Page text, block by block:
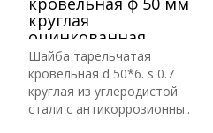
круглая
оцинкованная.
Шайба для
крепления ПВХ ТПО
мембраны.
Шайба тарельчатая
кровельная d 50*6. s 0.7
круглая из углеродистой
стали с антикоррозионны..